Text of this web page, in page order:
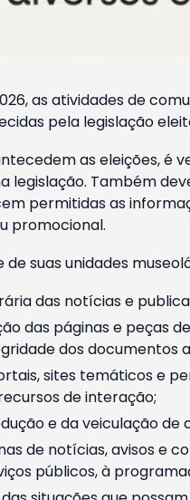
as atividades de
pela legislação
as eleições, é
legislação. Também
permitidas as
promocional.
suas unidades
das notícias e
das páginas e peças
dos documentos
sites temáticos e
de interação;
e da veiculação
de notícias, avisos e
públicos, à